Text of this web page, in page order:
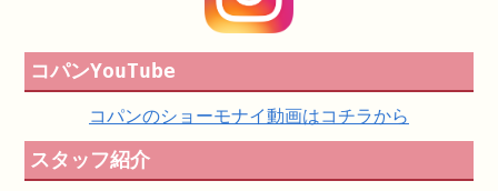
コパンYouTube
コパンのショーモナイ動画はコチラから
スタッフ紹介